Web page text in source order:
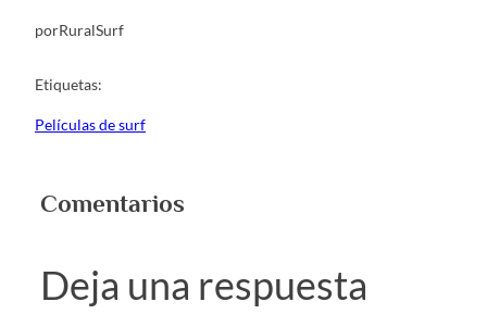
porRuralSurf
Etiquetas:
Películas de surf
Comentarios
Deja una respuesta